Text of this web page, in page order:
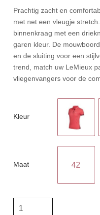
€54,95.
Prachtig zacht en
met net een vleugje
binnenkraag met een
garen kleur. De
en de sluiting voor een
trend, match uw LeMieux
vliegenvangers voor de
Kleur
Maat 42